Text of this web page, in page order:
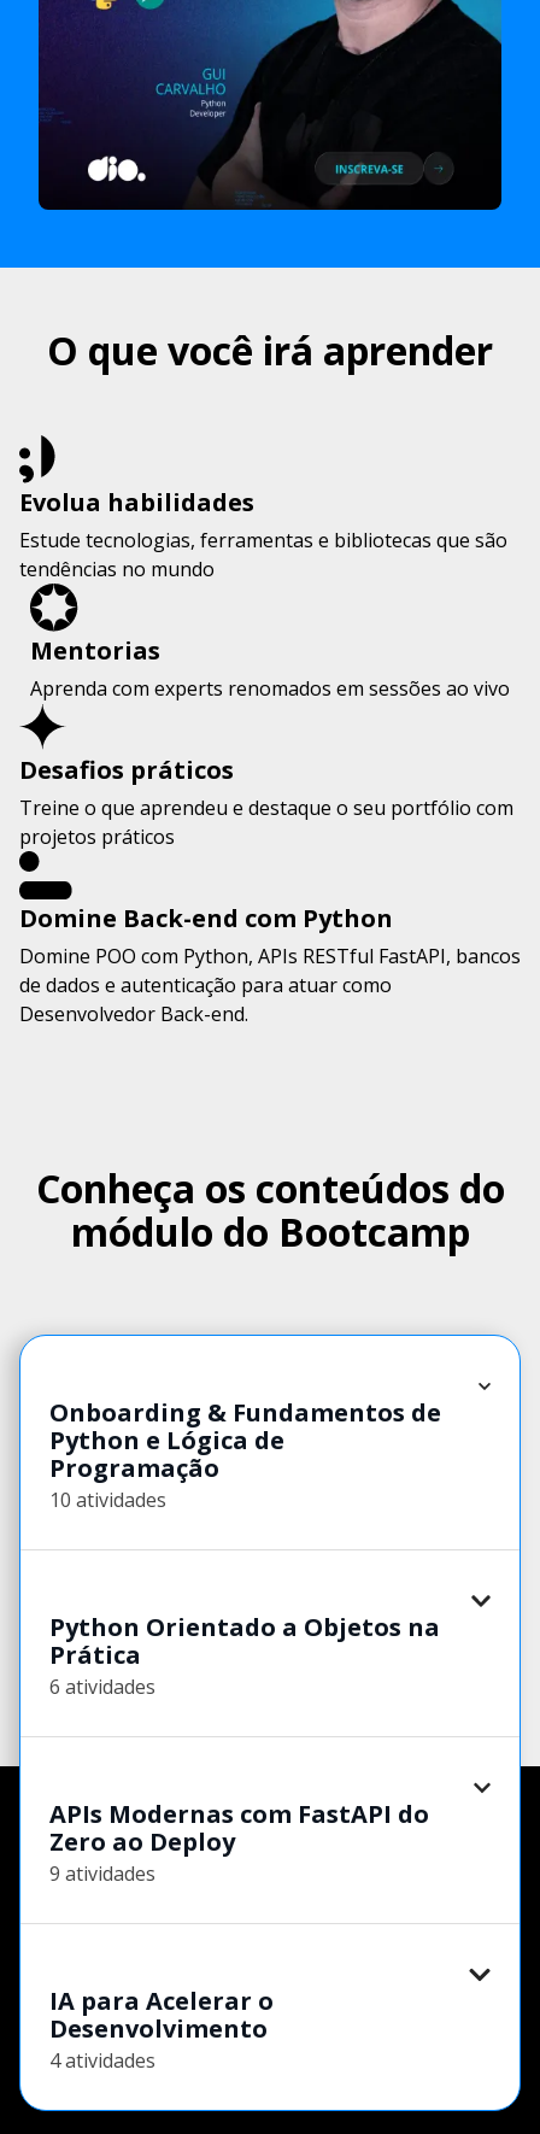
O que você irá aprender
Evolua habilidades
Estude tecnologias, ferramentas e bibliotecas que são
tendências no mundo
Mentorias
Aprenda com experts renomados em sessões ao vivo
Desafios práticos
Treine o que aprendeu e destaque o seu portfólio com
projetos práticos
Domine Back-end com Python
Domine POO com Python, APIs RESTful FastAPI, bancos
de dados e autenticação para atuar como
Desenvolvedor Back-end.
Conheça os conteúdos do
módulo do Bootcamp
Onboarding & Fundamentos de
Python e Lógica de
Programação
10 atividades
Python Orientado a Objetos na
Prática
6 atividades
APIs Modernas com FastAPI do
Zero ao Deploy
9 atividades
IA para Acelerar o
Desenvolvimento
4 atividades